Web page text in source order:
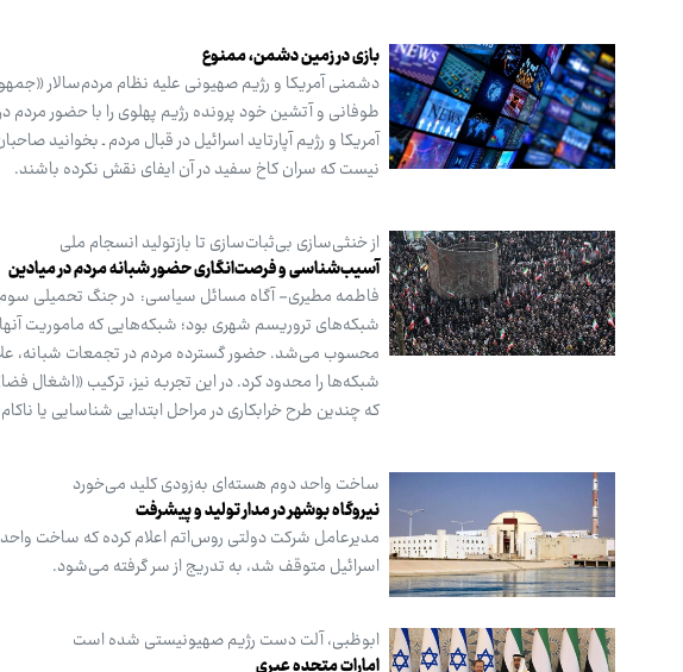
بازی در زمین دشمن، ممنوع
دشمنی آمریکا و رژیم صهیونی علیه نظام مردم‌سالار
طوفانی و آتشین خود پرونده رژیم پهلوی را با حضور
نیست که سران کاخ سفید در آن ایفای نقش نکرده باشند.
از خنثی‌سازی بی‌ثبات‌سازی تا بازتولید انسجام ملی
آسیب‌شناسی و فرصت‌انگاری حضور شبانه مردم در میادین
فاطمه مطیری- آگاه مسائل سیاسی: در جنگ تحمیلی سوم،
شبکه‌های تروریسم شهری بود؛ شبکه‌هایی که ماموریت
محسوب می‌شد. حضور گسترده مردم در تجمعات شبانه،
شبکه‌ها را محدود کرد. در این تجربه نیز، ترکیب
که چندین طرح خرابکاری در مراحل ابتدایی شناسایی یا
ساخت واحد دوم هسته‌ای به‌زودی کلید می‌خورد
نیروگاه بوشهر در مدار تولید و پیشرفت
مدیرعامل شرکت دولتی روس‌اتم اعلام کرده که ساخت واحد
اسرائیل متوقف شد، به تدریج از سر گرفته می‌شود.
ابوظبی، آلت دست رژیم صهیونیستی شده است